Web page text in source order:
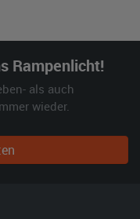
Rampenlicht!
als auch
wieder.